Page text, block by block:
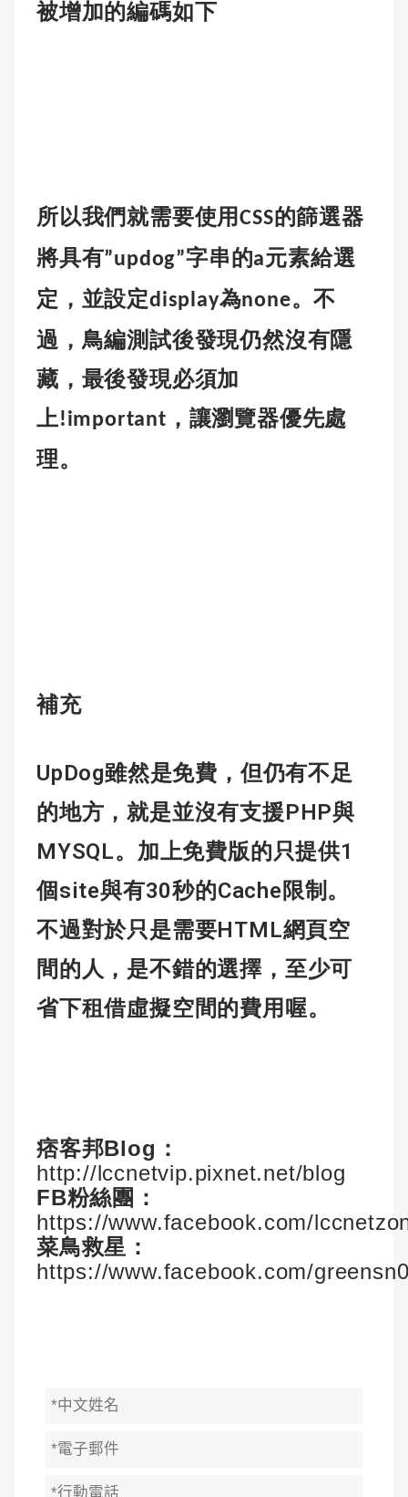
被增加的編碼如下
所以我們就需要使用CSS的篩選器
將具有”updog”字串的a元素給選
定，並設定display為none。不
過，鳥編測試後發現仍然沒有隱
藏，最後發現必須加
上!important ，讓瀏覽器優先處
理。
補充
UpDog雖然是免費，但仍有不足
的地方，就是並沒有支援PHP與
MYSQL。加上免費版的只提供1
個 site與有30秒的Cache 限制。
不過對於只是需要HTML網頁空
間的人，是不錯的選擇，至少可
省下租借虛擬空間的費用喔。
痞客邦Blog：
http://lccnetvip.pixnet.net/blog
FB粉絲團：
https://www.facebook.com/
菜鳥救星：
https://www.facebook.com/